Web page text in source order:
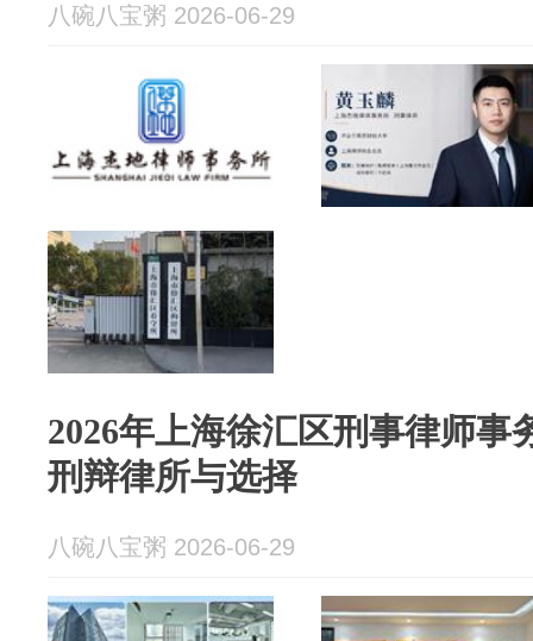
八碗八宝粥 2026-06-29
2026年上海徐汇区刑事律师事
刑辩律所与选择
八碗八宝粥 2026-06-29